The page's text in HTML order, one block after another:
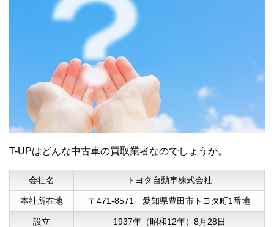
す。
50代男性
値段がつかないと思っていた状態の車を持
ち込みましたが、値段をつけて買い取って
くださった事に感謝しています。
T-UPはどんな中古車の買取業者なのでしょうか。
会社名 トヨタ自動車株式会社
本社所在地 〒471-8571 愛知県豊田市トヨタ町1番地
設立 1937年（昭和12年）8月28日